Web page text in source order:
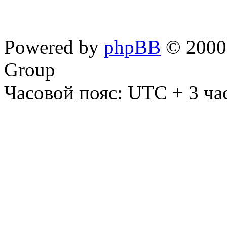
Powered by phpBB ©
Group
Часовой пояс: UTC + 3